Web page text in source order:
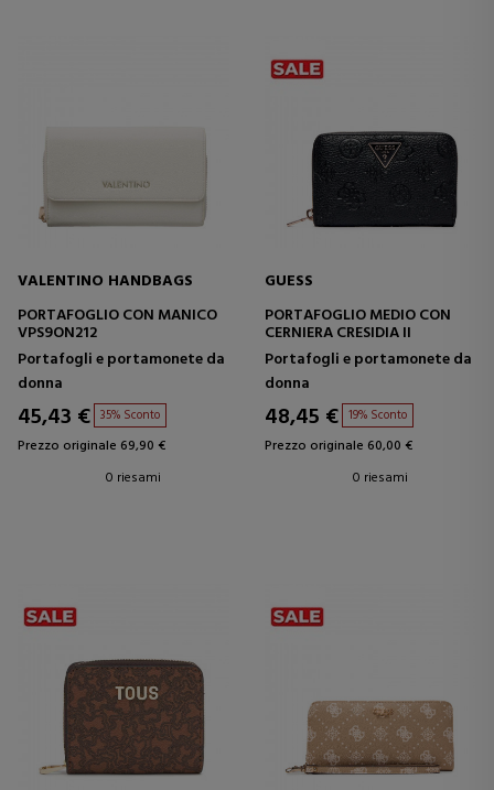
VALENTINO HANDBAGS
PORTAFOGLIO CON MANICO
VPS9ON212
Portafogli e portamonete da
donna
45,43 € 35% Sconto
Prezzo originale 69,90 €
0 riesami
GUESS
PORTAFOGLIO MEDIO CON
CERNIERA CRESIDIA II
Portafogli e portamonete da
donna
48,45 € 19% Sconto
Prezzo originale 60,00 €
0 riesami